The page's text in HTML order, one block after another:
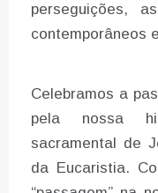
perseguições,
contemporâneos
Celebramos a
pela nossa
sacramental de
da Eucaristia.